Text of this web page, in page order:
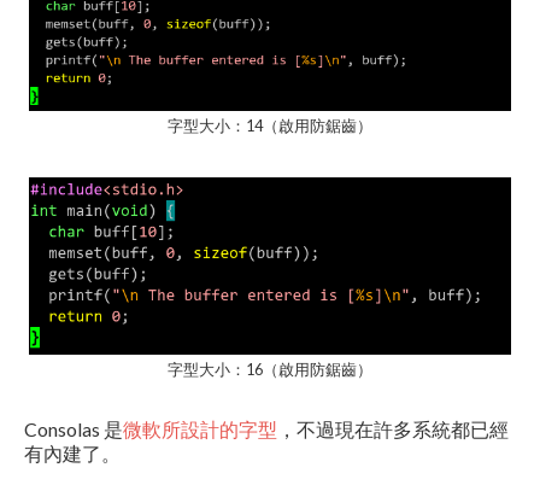
字型大小：14（啟用防鋸齒）
字型大小：16（啟用防鋸齒）
Consolas 是微軟所設計的字型 ，不過現在許多系統都已經
有內建了。